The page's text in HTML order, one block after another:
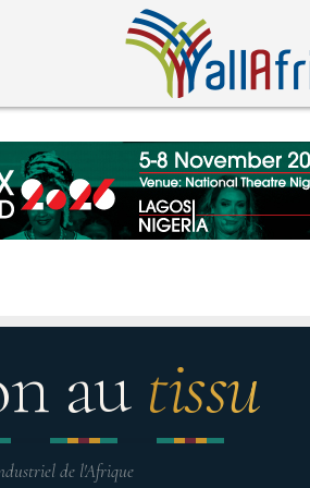
au tissu
de l'Afrique